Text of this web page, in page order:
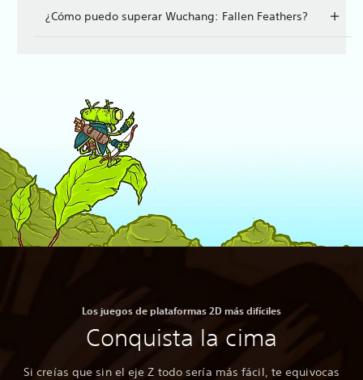
¿Cómo puedo superar Wuchang: Fallen Feathers?
Los juegos de plataformas 2D más difíciles
Conquista la cima
Si creías que sin el eje Z todo sería más fácil, te equivocas